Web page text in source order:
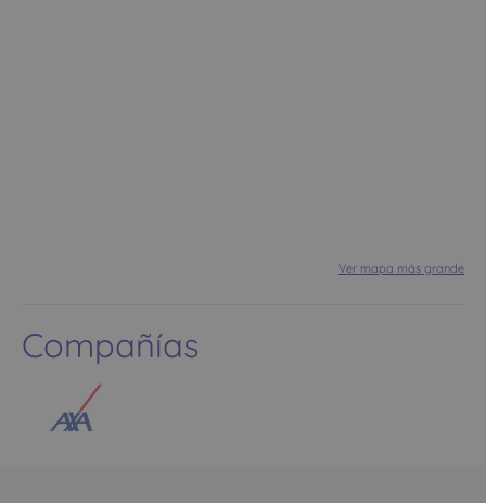
Ver mapa más grande
Compañías